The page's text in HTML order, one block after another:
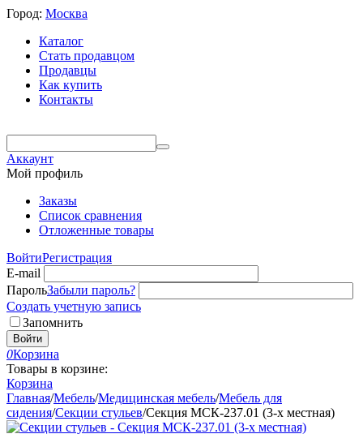
Город: Москва
Каталог
Стать продавцом
Продавцы
Как купить
Контакты
Аккаунт
Мой профиль
Заказы
Список сравнения
Отложенные товары
ВойтиРегистрация
E-mail
ПарольЗабыли пароль?
Создать учетную запись
Запомнить
Войти
0Корзина
Товары в корзине:
Корзина
Главная/Мебель/Медицинская мебель/Мебель для
сидения/Секции стульев/Секция МСК-237.01 (3-х местная)